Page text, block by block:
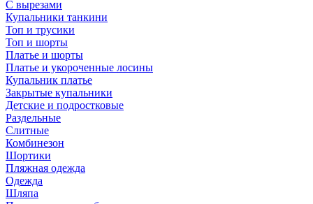
С вырезами
Купальники танкини
Топ и трусики
Топ и шорты
Платье и шорты
Платье и укороченные лосины
Купальник платье
Закрытые купальники
Детские и подростковые
Раздельные
Слитные
Комбинезон
Шортики
Пляжная одежда
Одежда
Шляпа